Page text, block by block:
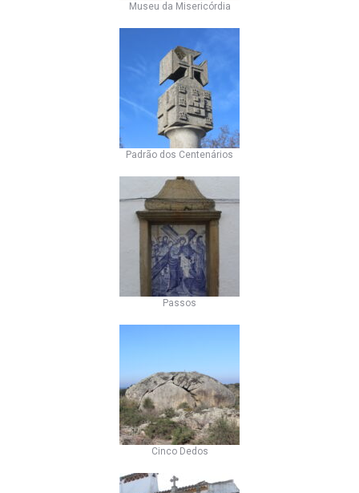
Museu da Misericórdia
Padrão dos Centenários
Passos
Cinco Dedos